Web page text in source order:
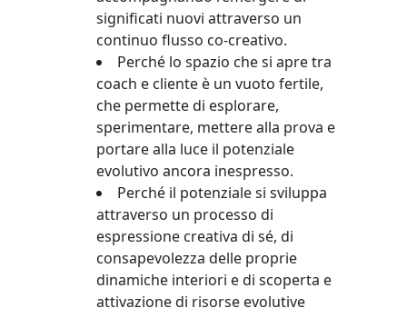
significati nuovi attraverso un
continuo flusso co-creativo.
Perché lo spazio che si apre tra
coach e cliente è un vuoto fertile,
che permette di esplorare,
sperimentare, mettere alla prova e
portare alla luce il potenziale
evolutivo ancora inespresso.
Perché il potenziale si sviluppa
attraverso un processo di
espressione creativa di sé, di
consapevolezza delle proprie
dinamiche interiori e di scoperta e
attivazione di risorse evolutive